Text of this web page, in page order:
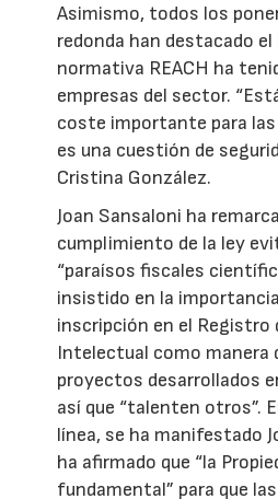
Asimismo, todos los
redonda han destacado
normativa REACH ha
empresas del sector.
coste importante para las
es una cuestión de
Cristina González.
Joan Sansaloni ha
cumplimiento de la ley
“paraísos fiscales
insistido en la
inscripción en el Registro
Intelectual como manera
proyectos desarrollados
así que “talenten otros”.
línea, se ha manifestado
ha afirmado que “la
fundamental” para que